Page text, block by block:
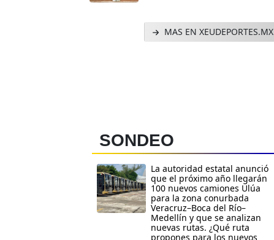
MAS EN XEUDEPORTES.MX
SONDEO
La autoridad estatal anunció
que el próximo año llegarán
100 nuevos camiones Ulúa
para la zona conurbada
Veracruz–Boca del Río–
Medellín y que se analizan
nuevas rutas. ¿Qué ruta
propones para los nuevos